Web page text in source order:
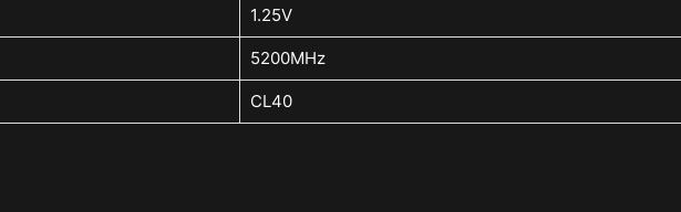
1.25V
5200MHz
CL40